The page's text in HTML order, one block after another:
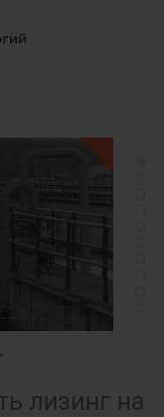
лизинг на